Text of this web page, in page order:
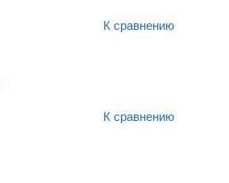
К сравнению
К сравнению